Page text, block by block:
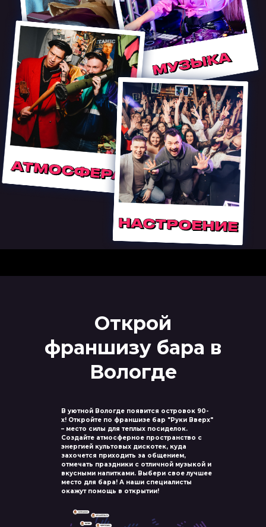
Открой
франшизу бара в
Вологде
В уютной Вологде появится островок 90-
х! Откройте по франшизе бар "Руки Вверх"
– место силы для теплых посиделок.
Создайте атмосферное пространство с
энергией культовых дискотек, куда
захочется приходить за общением,
отмечать праздники с отличной музыкой и
вкусными напитками. Выбери свое лучшее
место для бара! А наши специалисты
окажут помощь в открытии!